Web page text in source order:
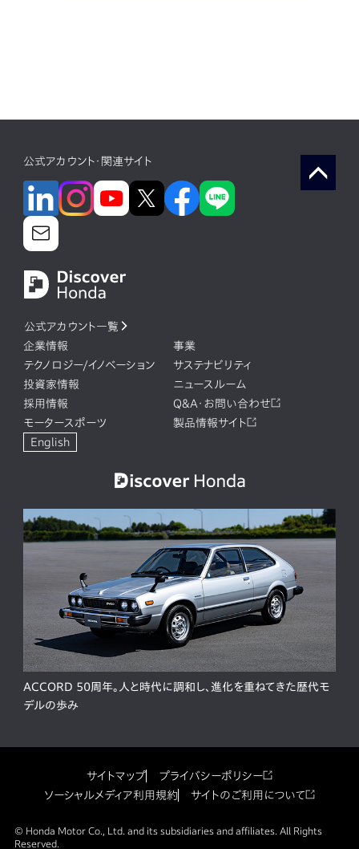
公式アカウント・関連サイト
公式アカウント一覧
企業情報
事業
テクノロジー/イノベーション
サステナビリティ
投資家情報
ニュースルーム
採用情報
Q&A・お問い合わせ
モータースポーツ
製品情報サイト
English
ACCORD 50周年。人と時代に調和し、進化を重ねてきた歴代モ
デルの歩み
サイトマップ
プライバシーポリシー
ソーシャルメディア利用規約
サイトのご利用について
© Honda Motor Co., Ltd. and its subsidiaries and affiliates. All Rights
Reserved.